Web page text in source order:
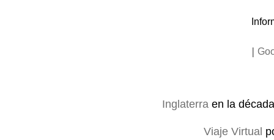
|
Inglaterra en la
Viaje Virtual